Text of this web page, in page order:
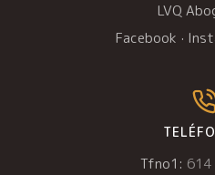
LVQ
Facebook ·
Tfno1: